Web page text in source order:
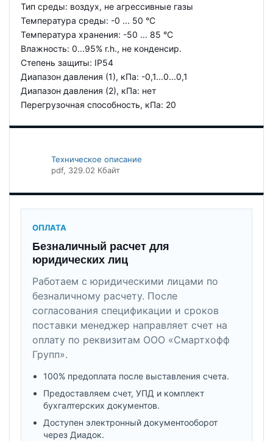
Тип среды: воздух, не агрессивные газы
Температура среды: -0 ... 50 °C
Температура хранения: -50 ... 85 °C
Влажность: 0...95% r.h., не конденсир.
Степень защиты: IP54
Диапазон давления (1), кПа: -0,1...0...0,1
Диапазон давления (2), кПа: нет
Перегрузочная способность, кПа: 20
Техническое описание
pdf, 329.02 Кбайт
ОПЛАТА
Безналичный расчет для
юридических лиц
Работаем с юридическими лицами по
безналичному расчету. После
согласования спецификации и сроков
поставки менеджер направляет счет на
оплату по реквизитам ООО «Смартхофф
Групп».
100% предоплата после выставления счета.
Предоставляем счет, УПД и комплект
бухгалтерских документов.
Доступен электронный документооборот
через Диадок.